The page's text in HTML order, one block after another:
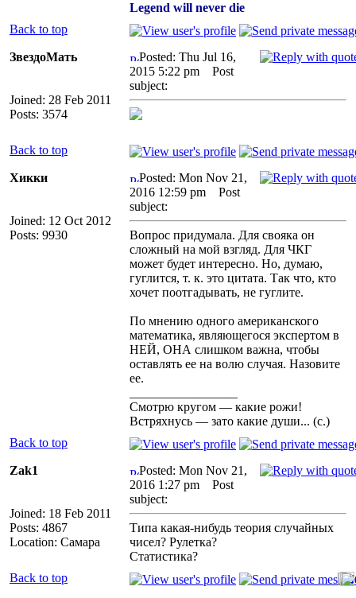
Legend will never die
Back to top
ЗвездоМать
Joined: 28 Feb 2011
Posts: 3574
Posted: Thu Jul 16,
2015 5:22 pm
Post
subject:
Back to top
Хикки
Joined: 12 Oct 2012
Posts: 9930
Posted: Mon Nov 21,
2016 12:59 pm
Post
subject:
Вопрос придумала. Для свояка он
сложный на мой взгляд. Для ЧКГ
может будет интересно. Но, думаю,
гуглится, т. к. это цитата. Так что, кто
хочет поотгадывать, не гуглите.
По мнению одного американского
математика, являющегося экспертом в
НЕЙ, ОНА слишком важна, чтобы
оставлять ее на волю случая. Назовите
ее.
Смотрю кругом — какие рожи!
Встряхнусь — зато какие души... (с.)
Back to top
Zak1
Joined: 18 Feb 2011
Posts: 4867
Location: Самара
Posted: Mon Nov 21,
2016 1:27 pm
Post
subject:
Типа какая-нибудь теория случайных
чисел? Рулетка?
Статистика?
Back to top